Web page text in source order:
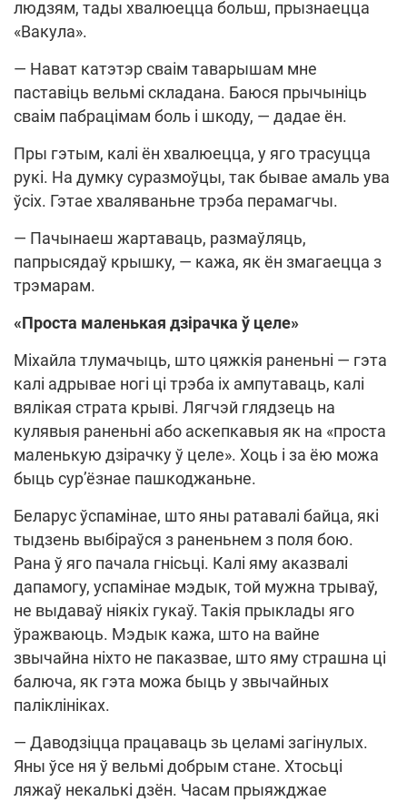
людзям, тады хвалюецца больш, прызнаецца
«Вакула».
— Нават катэтэр сваім таварышам мне
паставіць вельмі складана. Баюся прычыніць
сваім пабрацімам боль і шкоду, — дадае ён.
Пры гэтым, калі ён хвалюецца, у яго трасуцца
рукі. На думку суразмоўцы, так бывае амаль ува
ўсіх. Гэтае хваляваньне трэба перамагчы.
— Пачынаеш жартаваць, размаўляць,
папрысядаў крышку, — кажа, як ён змагаецца з
трэмарам.
«Проста маленькая дзірачка ў целе»
Міхайла тлумачыць, што цяжкія раненьні — гэта
калі адрывае ногі ці трэба іх ампутаваць, калі
вялікая страта крыві. Лягчэй глядзець на
кулявыя раненьні або аскепкавыя як на «проста
маленькую дзірачку ў целе». Хоць і за ёю можа
быць сур’ёзнае пашкоджаньне.
Беларус ўспамінае, што яны ратавалі байца, які
тыдзень выбіраўся з раненьнем з поля бою.
Рана ў яго пачала гнісьці. Калі яму аказвалі
дапамогу, успамінае мэдык, той мужна трываў,
не выдаваў ніякіх гукаў. Такія прыклады яго
ўражваюць. Мэдык кажа, што на вайне
звычайна ніхто не паказвае, што яму страшна ці
балюча, як гэта можа быць у звычайных
паліклініках.
— Даводзіцца працаваць зь целамі загінулых.
Яны ўсе ня ў вельмі добрым стане. Хтосьці
ляжаў некалькі дзён. Часам прыяжджае